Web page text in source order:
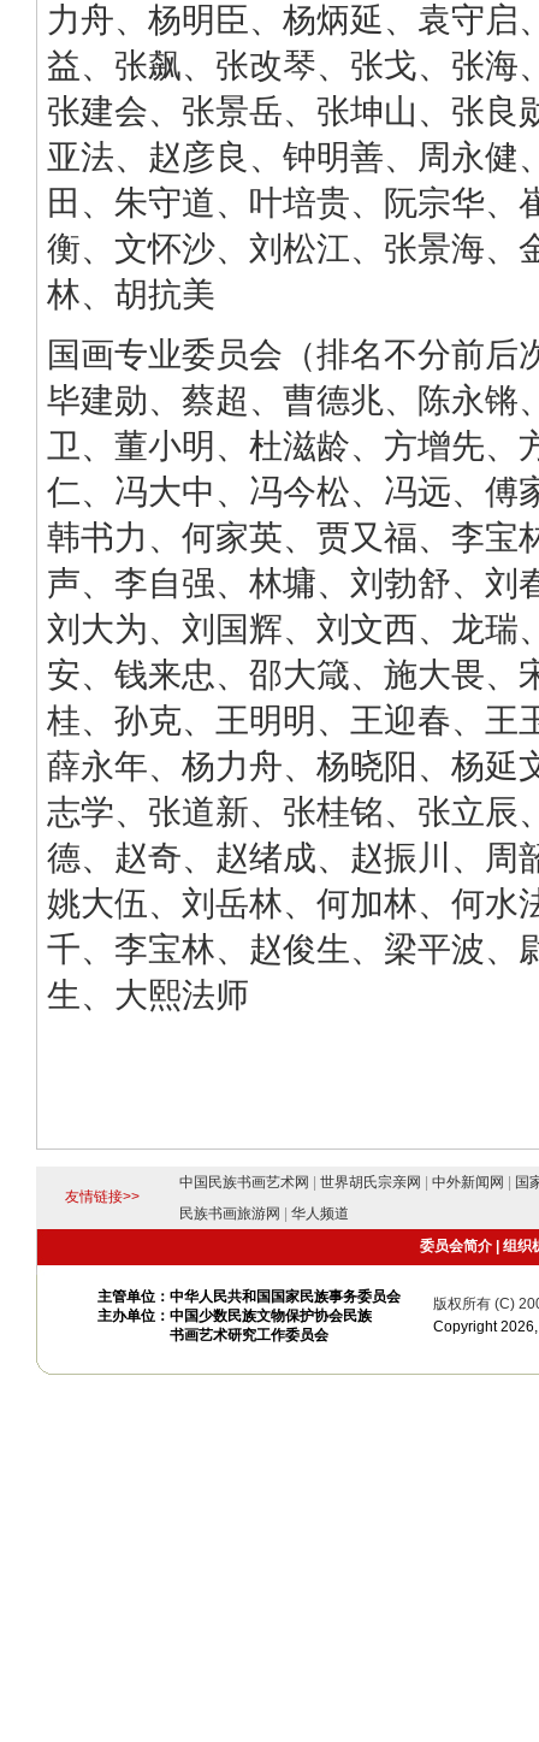
力舟、杨明臣、杨炳延、袁守启
益、张飙、张改琴、张戈、张海
张建会、张景岳、张坤山、张良
亚法、赵彦良、钟明善、周永健
田、朱守道、叶培贵、阮宗华、
衡、文怀沙、刘松江、张景海、
林、胡抗美
国画专业委员会（排名不分前后
毕建勋、蔡超、曹德兆、陈永锵
卫、董小明、杜滋龄、方增先、
仁、冯大中、冯今松、冯远、傅
韩书力、何家英、贾又福、李宝
声、李自强、林墉、刘勃舒、刘
刘大为、刘国辉、刘文西、龙瑞
安、钱来忠、邵大箴、施大畏、
桂、孙克、王明明、王迎春、王
薛永年、杨力舟、杨晓阳、杨延
志学、张道新、张桂铭、张立辰
德、赵奇、赵绪成、赵振川、周
姚大伍、刘岳林、何加林、何水
千、李宝林、赵俊生、梁平波、
生、大熙法师
友情链接>>
中国民族书画艺术网 世界胡氏宗亲网 中外新闻网
国
民族书画旅游网
华人频道
委员会简介
组织
主管单位：中华人民共和国国家民族事务委员会
主办单位：中国少数民族文物保护协会民族
书画艺术研究工作委员会
版权所有 (C)
Copyright